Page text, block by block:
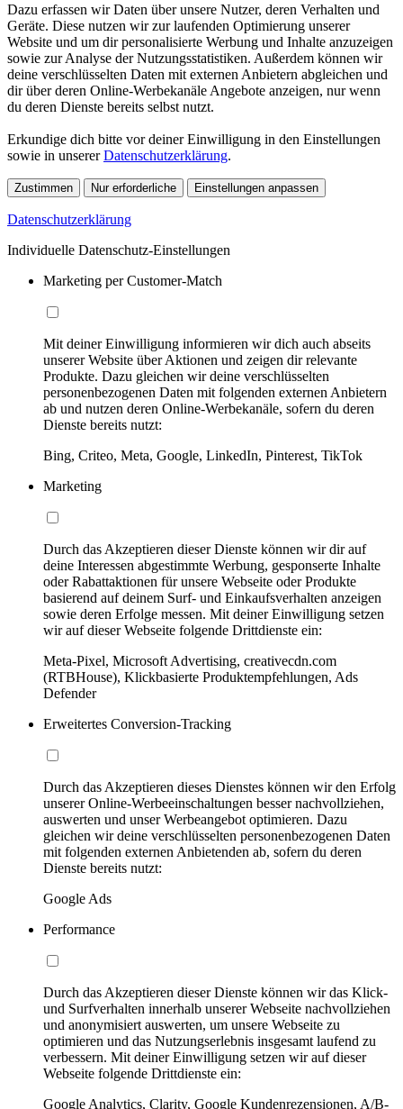
Dazu erfassen wir Daten über unsere Nutzer, deren Verhalten und
Geräte. Diese nutzen wir zur laufenden Optimierung unserer
Website und um dir personalisierte Werbung und Inhalte anzuzeigen
sowie zur Analyse der Nutzungsstatistiken. Außerdem können wir
deine verschlüsselten Daten mit externen Anbietern abgleichen und
dir über deren Online-Werbekanäle Angebote anzeigen, nur wenn
du deren Dienste bereits selbst nutzt.
Erkundige dich bitte vor deiner Einwilligung in den Einstellungen
sowie in unsererDatenschutzerklärung.
Zustimmen Nur erforderliche Einstellungen anpassen
Datenschutzerklärung
Individuelle Datenschutz-Einstellungen
Marketing per Customer-Match
Mit deiner Einwilligung informieren wir dich auch abseits
unserer Website über Aktionen und zeigen dir relevante
Produkte. Dazu gleichen wir deine verschlüsselten
personenbezogenen Daten mit folgenden externen Anbietern
ab und nutzen deren Online-Werbekanäle, sofern du deren
Dienste bereits nutzt:
Bing, Criteo, Meta, Google, LinkedIn, Pinterest, TikTok
Marketing
Durch das Akzeptieren dieser Dienste können wir dir auf
deine Interessen abgestimmte Werbung, gesponserte Inhalte
oder Rabattaktionen für unsere Webseite oder Produkte
basierend auf deinem Surf- und Einkaufsverhalten anzeigen
sowie deren Erfolge messen. Mit deiner Einwilligung setzen
wir auf dieser Webseite folgende Drittdienste ein:
Meta-Pixel, Microsoft Advertising, creativecdn.com
(RTBHouse), Klickbasierte Produktempfehlungen, Ads
Defender
Erweitertes Conversion-Tracking
Durch das Akzeptieren dieses Dienstes können wir den Erfolg
unserer Online-Werbeeinschaltungen besser nachvollziehen,
auswerten und unser Werbeangebot optimieren. Dazu
gleichen wir deine verschlüsselten personenbezogenen Daten
mit folgenden externen Anbietenden ab, sofern du deren
Dienste bereits nutzt:
Google Ads
Performance
Durch das Akzeptieren dieser Dienste können wir das Klick-
und Surfverhalten innerhalb unserer Webseite nachvollziehen
und anonymisiert auswerten, um unsere Webseite zu
optimieren und das Nutzungserlebnis insgesamt laufend zu
verbessern. Mit deiner Einwilligung setzen wir auf dieser
Webseite folgende Drittdienste ein:
Google Analytics, Clarity, Google Kundenrezensionen, A/B-